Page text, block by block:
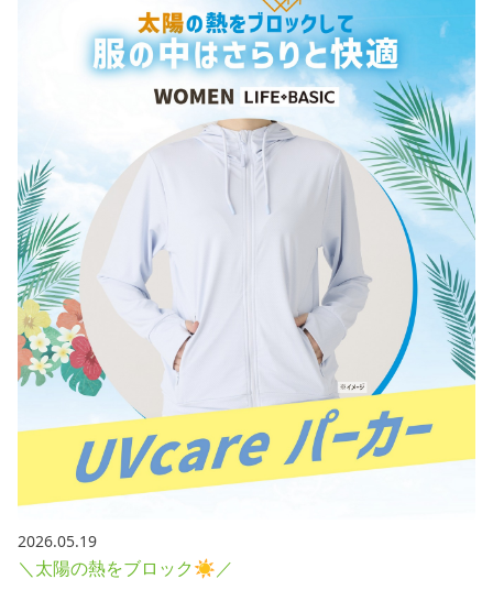
2026.05.19
＼太陽の熱をブロック☀／